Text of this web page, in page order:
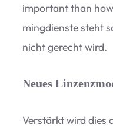
important than
ming­dienste steht
nicht gerecht wird.
Neues
Ver­stärkt wird dies